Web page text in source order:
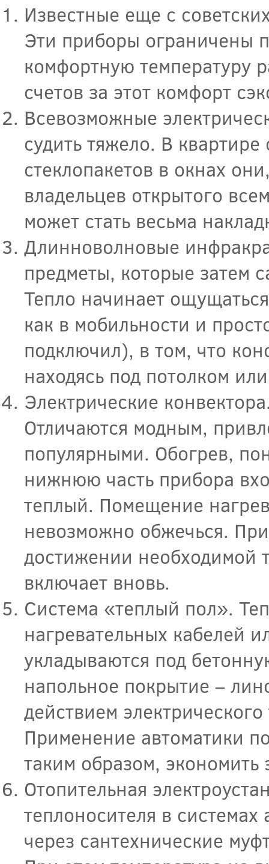
Известные еще с
Эти приборы ограничены
комфортную температуру
счетов за этот комфорт
Всевозможные
судить тяжело. В
стеклопакетов в окнах
владельцев открытого
может стать весьма
Длинноволновые
предметы, которые затем
Тепло начинает
как в мобильности и
подключил), в том, что
находясь под потолком
Электрические
Отличаются модным,
популярными. Обогрев,
нижнюю часть прибора
теплый. Помещение
невозможно обжечься.
достижении необходимой
включает вновь.
Система «теплый пол».
нагревательных кабелей
укладываются под
напольное покрытие –
действием
Применение автоматики
таким образом, экономить
Отопительная
теплоносителя в
через сантехнические